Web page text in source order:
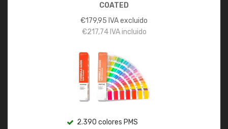
COATED
€179,95 IVA excluido
€217,74IVA incluido
2.390 colores PMS